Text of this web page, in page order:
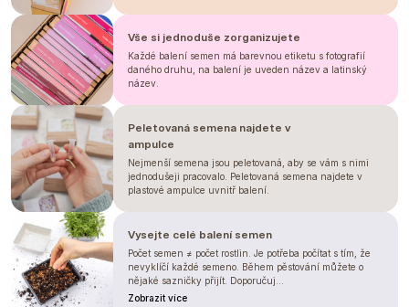
Vše si jednoduše zorganizujete
Každé balení semen má barevnou etiketu s fotografií
daného druhu, na balení je uveden název a latinský
název.
Peletovaná semena najdete v
ampulce
Nejmenší semena jsou peletovaná, aby se vám s nimi
jednodušeji pracovalo. Peletovaná semena najdete v
plastové ampulce uvnitř balení.
Vysejte celé balení semen
Počet semen ≠ počet rostlin. Je potřeba počítat s tím, že
nevyklíčí každé semeno. Během pěstování můžete o
nějaké sazničky přijít. Doporučuj...
Zobrazit více